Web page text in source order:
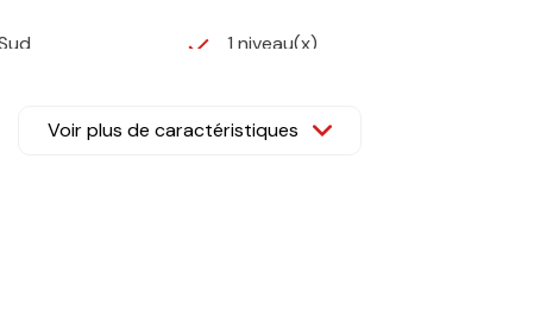
1 niveau(x)
Voir plus de caractéristiques